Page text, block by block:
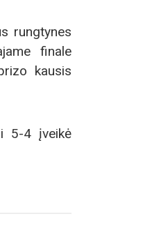
rungtynes
finale
kausis
5-4 įveikė